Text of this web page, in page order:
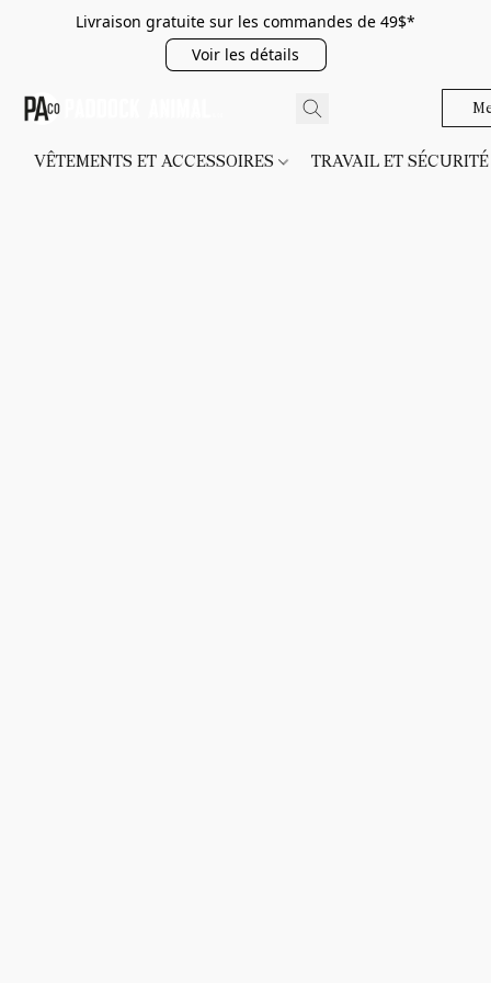
Livraison gratuite sur les commandes de 49$*
Voir les détails
VÊTEMENTS ET ACCESSOIRES TRAVAIL ET